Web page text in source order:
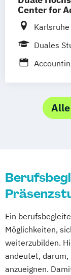
Business
Cyber
Cyber
Finance
Future
IT
Industrial
KI &
Center for
Karlsruhe
Bad
Mosbach
Villingen-
Duales
Digital
Finance
Ein
Möglichkeiten,
weiterzubilden.
andeutet, darum,
anzueignen.